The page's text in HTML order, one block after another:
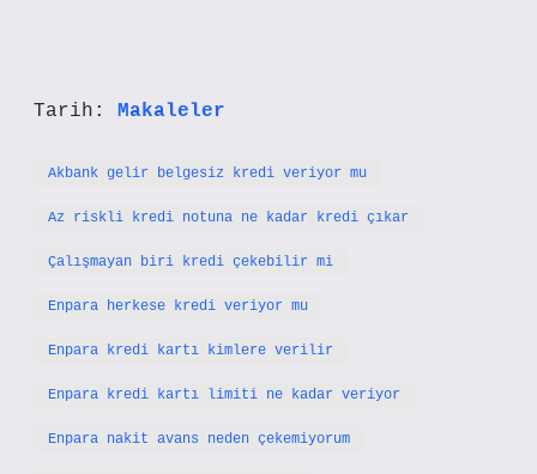
Tarih: Makaleler
Akbank gelir belgesiz kredi veriyor mu
Az riskli kredi notuna ne kadar kredi çıkar
Çalışmayan biri kredi çekebilir mi
Enpara herkese kredi veriyor mu
Enpara kredi kartı kimlere verilir
Enpara kredi kartı limiti ne kadar veriyor
Enpara nakit avans neden çekemiyorum